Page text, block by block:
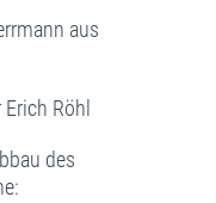
aus
Erich Röhl
des